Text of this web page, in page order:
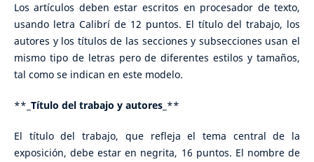
Los artículos deben estar escritos en procesador de texto,
usando letra Calibrí de 12 puntos. El título del trabajo, los
autores y los títulos de las secciones y subsecciones usan el
mismo tipo de letras pero de diferentes estilos y tamaños,
tal como se indican en este modelo.
**_ Título del trabajo y autores_**
El título del trabajo, que refleja el tema central de la
exposición, debe estar en negrita, 16 puntos. El nombre de